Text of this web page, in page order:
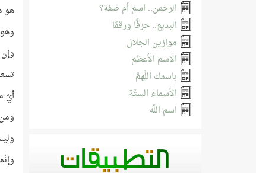
الرحمن.. اسم أم صفة؟
البديع.. حرفًا ورقمًا
موازين الجلال
الاسم الأعظم
باسمك اللَّهمَّ
الأسماء الستَّة
اسم اللَّه
هو
أيّ